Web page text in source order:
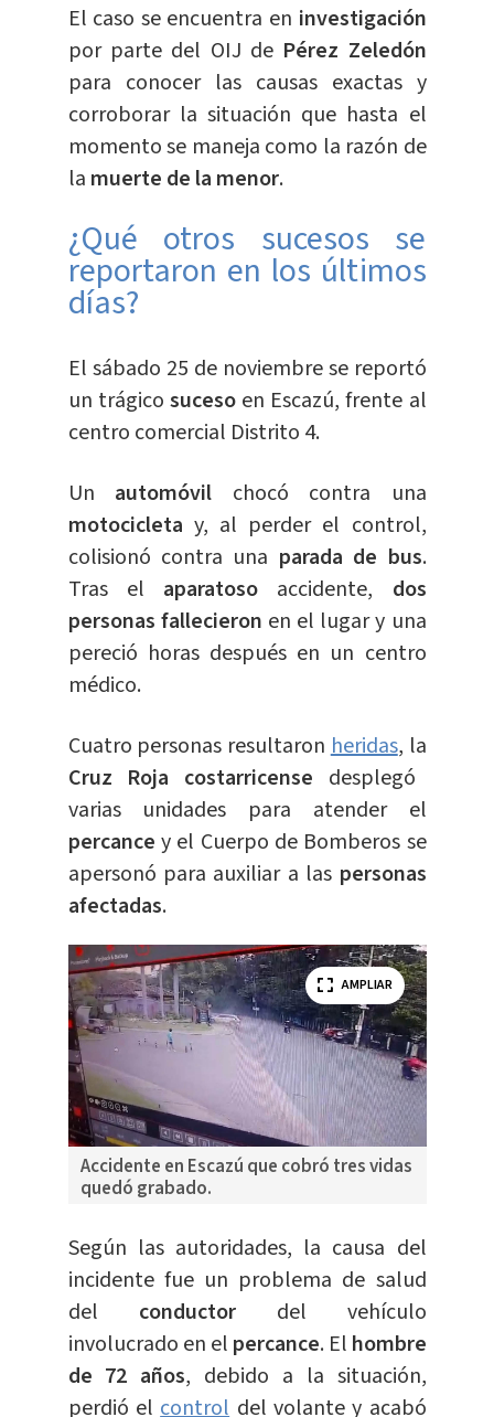
El caso se encuentra en investigación
por parte del OIJ dePérez Zeledón
para conocer las causas exactas y
corroborar la situación que hasta el
momento se maneja como la razón de
la muerte de la menor.
¿Qué otros sucesos se
reportaron en los últimos
días?
El sábado 25 de noviembre se reportó
un trágico sucesoen Escazú, frente al
centro comercial Distrito 4.
Un automóvil chocó contra una
motocicleta y, al perder el control,
colisionó contra una parada de bus.
Tras el aparatoso accidente, dos
personas fallecieron en el lugar y una
pereció horas después en un centro
médico.
Cuatro personas resultaronheridas, la
Cruz Roja costarricense desplegó
varias unidades para atender el
percance y el Cuerpo de Bomberos se
apersonó para auxiliar a las personas
afectadas.
Accidente en Escazú que cobró tres vidas
quedó grabado.
AMPLIAR
Según las autoridades, la causa del
incidente fue un problema de salud
del conductor del vehículo
involucrado en el percance. El hombre
de 72 años, debido a la situación,
perdió elcontroldel volante y acabó